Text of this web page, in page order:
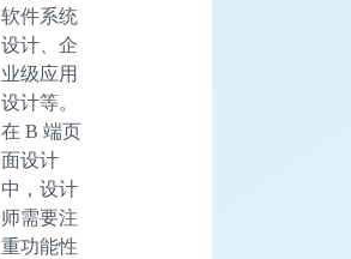
软件系统
设计、企
业级应用
设计等。
在 B 端页
面设计
中，设计
师需要注
重功能性